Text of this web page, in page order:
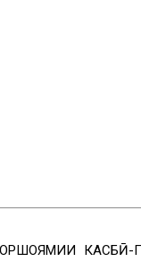
КАСБӢ-